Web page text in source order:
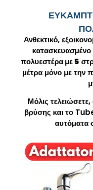
Ανθεκτικό,
πολυεστέρα με 5
μέτρα μόνο με την
Μόλις τελειώσετε,
βρύσης και το
αυτόματα